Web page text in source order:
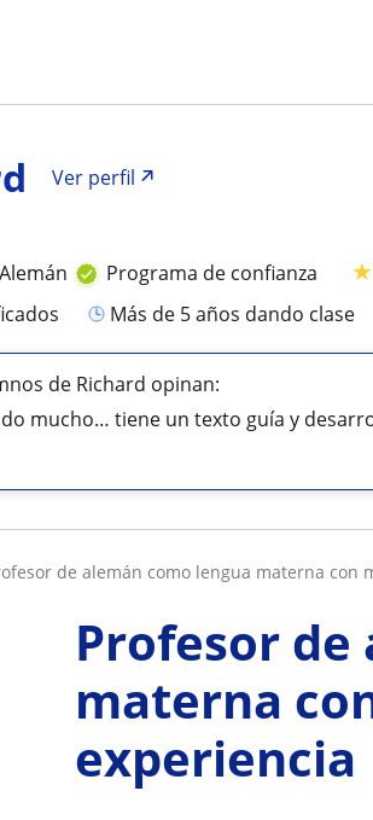
Ver perfil
Programa de confianza ★
más de 5 años dando clase
de Richard opinan:
mucho… tiene un texto guía y
de alemán como lengua materna con
Profesor de
materna
experiencia